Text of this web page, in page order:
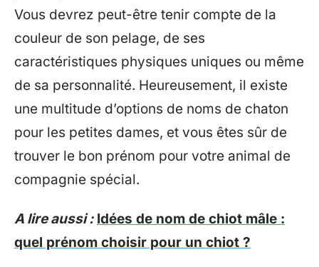
Vous devrez peut-être tenir compte de la
couleur de son pelage, de ses
caractéristiques physiques uniques ou même
de sa personnalité. Heureusement, il existe
une multitude d’options de noms de chaton
pour les petites dames, et vous êtes sûr de
trouver le bon prénom pour votre animal de
compagnie spécial.
A lire aussi : Idées de nom de chiot mâle :
quel prénom choisir pour un chiot ?